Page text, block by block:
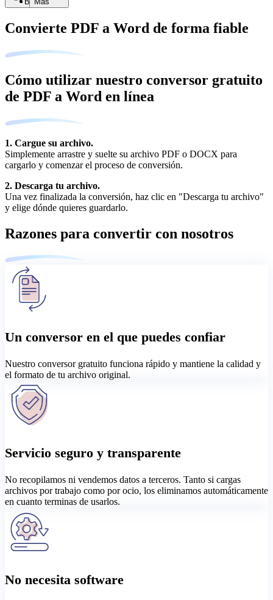
Convierte PDF a Word de forma fiable
Cómo utilizar nuestro conversor gratuito
de PDF a Word en línea
1. Cargue su archivo.
Simplemente arrastre y suelte su archivo PDF o DOCX para
cargarlo y comenzar el proceso de conversión.
2. Descarga tu archivo.
Una vez finalizada la conversión, haz clic en "Descarga tu archivo"
y elige dónde quieres guardarlo.
Razones para convertir con nosotros
Un conversor en el que puedes confiar
Nuestro conversor gratuito funciona rápido y mantiene la calidad y
el formato de tu archivo original.
Servicio seguro y transparente
No recopilamos ni vendemos datos a terceros. Tanto si cargas
archivos por trabajo como por ocio, los eliminamos automáticamente
en cuanto terminas de usarlos.
No necesita software